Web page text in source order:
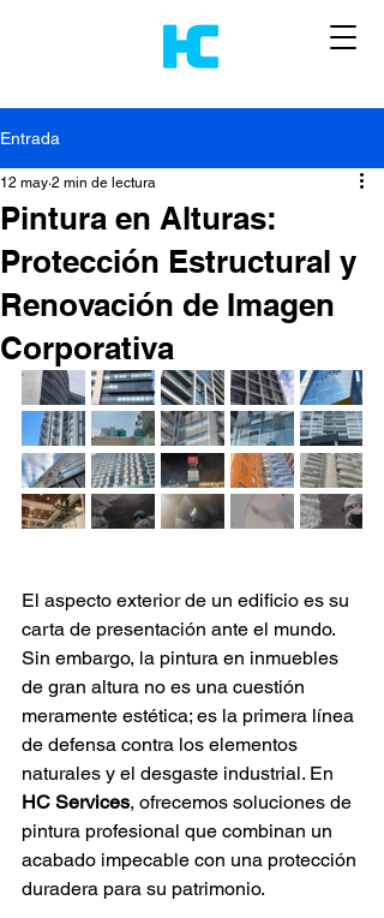
Entrada
Pintura en Alturas:
Protección Estructural y
Renovación de Imagen
Corporativa
12 may 2 min de lectura
El aspecto exterior de un edificio es su
carta de presentación ante el mundo.
Sin embargo, la pintura en inmuebles
de gran altura no es una cuestión
meramente estética; es la primera línea
de defensa contra los elementos
naturales y el desgaste industrial. En
HC Services, ofrecemos soluciones de
pintura profesional que combinan un
acabado impecable con una protección
duradera para su patrimonio.